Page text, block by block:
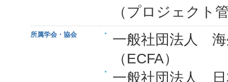
（プロジェクト
所属学会・協会
一般社団法人 海
（ECFA）
一般社団法人 日